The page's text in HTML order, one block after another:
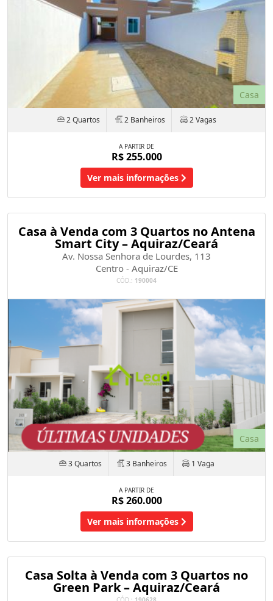
Casa
2 Quartos 2 Banheiros 2 Vagas
A PARTIR DE
R$ 255.000
Ver mais informações
Casa à Venda com 3 Quartos no Antena
Smart City – Aquiraz/Ceará
Av. Nossa Senhora de Lourdes, 113
Centro - Aquiraz/CE
CÓD.: 190004
Casa
3 Quartos 3 Banheiros 1 Vaga
A PARTIR DE
R$ 260.000
Ver mais informações
Casa Solta à Venda com 3 Quartos no
Green Park – Aquiraz/Ceará